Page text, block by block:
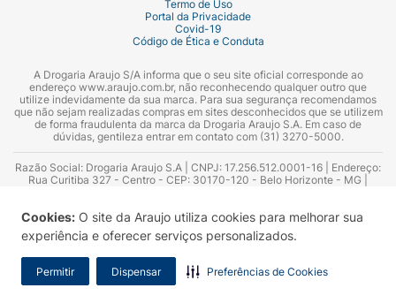
Cookies: O site da Araujo utiliza cookies para melhorar sua
experiência e oferecer serviços personalizados.
Permitir Dispensar Preferências de Cookies
Termo de Uso
Portal da Privacidade
Covid-19
Código de Ética e Conduta
A Drogaria Araujo S/A informa que o seu site oficial corresponde ao
endereço www.araujo.com.br, não reconhecendo qualquer outro que
utilize indevidamente da sua marca. Para sua segurança recomendamos
que não sejam realizadas compras em sites desconhecidos que se utilizem
de forma fraudulenta da marca da Drogaria Araujo S.A. Em caso de
dúvidas, gentileza entrar em contato com (31) 3270-5000.
Razão Social: Drogaria Araujo S.A | CNPJ: 17.256.512.0001-16 | Endereço:
Rua Curitiba 327 - Centro - CEP: 30170-120 - Belo Horizonte - MG |
Azevedo Guimarães – CRF 10.965 | Yasmin Silva Alvarenga – CRF 52.584 -
Consultor substituto: Thiago Aguiar Pinheiro - CRF Nº 13.748. Alvará
Sanitário: 2025020713 | Autorização de Funcionamento da Empresa (AFE):